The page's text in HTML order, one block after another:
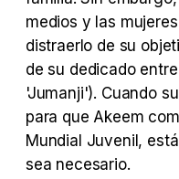
medios y las
distraerlo de su
de su dedicado
'Jumanji'). Cuando
para que Akeem
Mundial Juvenil,
sea necesario.